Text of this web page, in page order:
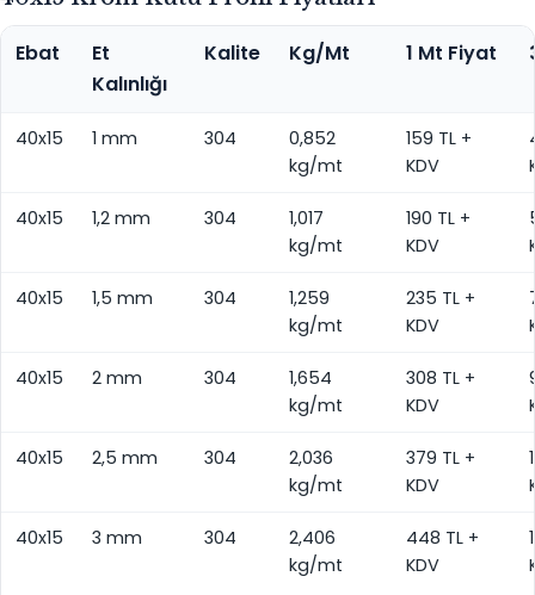
Ebat
Et
Kalınlığı
Kalite Kg/Mt 1 Mt Fiyat
40x15 1 mm 304
0,852
kg/mt
159 TL +
KDV
40x15 1,2 mm 304
1,017
kg/mt
190 TL +
KDV
40x15 1,5 mm 304
1,259
kg/mt
235 TL +
KDV
40x15 2 mm 304
1,654
kg/mt
308 TL +
KDV
40x15 2,5 mm 304
2,036
kg/mt
379 TL +
KDV
40x15 3 mm 304
2,406
kg/mt
448 TL +
KDV